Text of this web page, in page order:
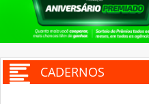
CADERNOS